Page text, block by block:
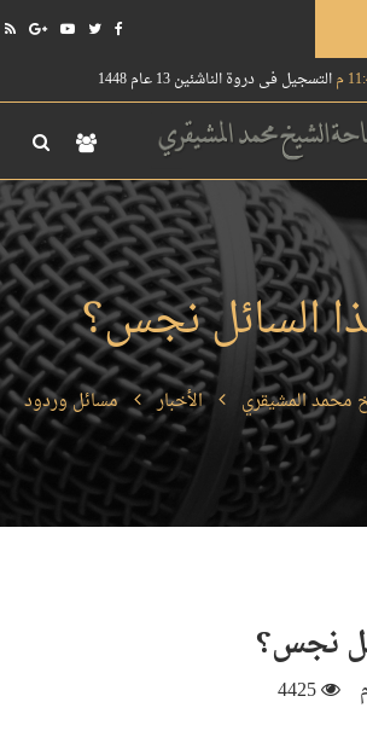
التسجيل في دروة الناشئين 13 عام 1448
السائل نجس؟
محمد المشيقري الأخبار مسائل وردود
نجس؟
4425